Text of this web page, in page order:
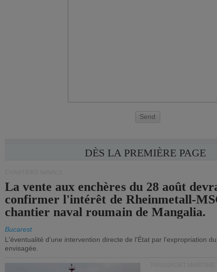
Send
DÈS LA PREMIÈRE PAGE
La vente aux enchères du 28 août
confirmer l'intérêt de Rheinmetall-
chantier naval roumain de Mangalia.
Bucarest
L'éventualité d'une intervention directe de l'État par l'expropriation
envisagée.